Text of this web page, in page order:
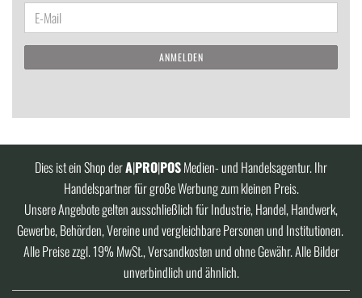
WEITER
ZUR
NEWSLETTER-
ANMELDUNG
E-
Mail
ANMELDEN
Dies ist ein Shop derA|PRO|POSMedien- und Handelsagentur. Ihr
Handelspartner für große Werbung zum kleinen Preis.
Unsere Angebote gelten ausschließlich für Industrie, Handel, Handwerk,
Gewerbe, Behörden, Vereine und vergleichbare Personen und Institutionen.
Alle Preise zzgl. 19% MwSt., Versandkosten und ohne Gewähr. Alle Bilder
unverbindlich und ähnlich.